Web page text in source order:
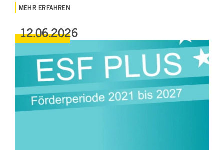
MEHR ERFAHREN
12.06.2026